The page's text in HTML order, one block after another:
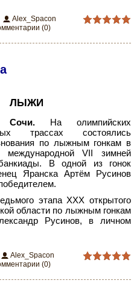
Alex_Spacon
(0)
ЛЫЖИ
Сочи.
На олимпийских
трассах состоялись
по лыжным гонкам в
международной VII зимней
В одной из гонок
Яранска Артём Русинов
этапа XXX открытого
области по лыжным гонкам
Русинов, в личном
Alex_Spacon
(0)